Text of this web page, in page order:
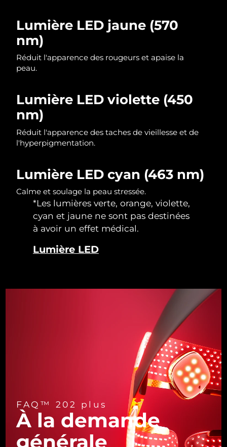
Lumière LED jaune (570
nm)
Réduit l'apparence des rougeurs et apaise la
peau.
Lumière LED violette (450
nm)
Réduit l'apparence des taches de vieillesse et de
l'hyperpigmentation.
Lumière LED cyan (463 nm)
Calme et soulage la peau stressée.
*Les lumières verte, orange, violette,
cyan et jaune ne sont pas destinées
à avoir un effet médical.
Lumière LED
FAQ™ 202 plus
À la demande
générale
Slovaquie Livraison estimée09/08/2026
Slovénie Livraison estimée09/08/2026
Corée du Sud Livraison estimée11/08/2026
Espagne
Suède
Suisse Livraison estimée09/08/2026
Taïwan Livraison estimée
Thaïlande Livraison estimée
Turquie
09/08/2026
Livraison estimée 10/08/2026
Livraison estimée14/08/2026
Livraison estimée15/08/2026